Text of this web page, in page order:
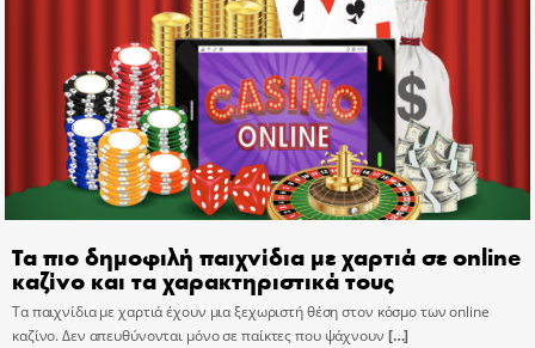
Τα πιο δημοφιλή παιχνίδια με χαρτιά σε online
καζίνο και τα χαρακτηριστικά τους
Τα παιχνίδια με χαρτιά έχουν μια ξεχωριστή θέση στον κόσμο των online
καζίνο. Δεν απευθύνονται μόνο σε παίκτες που ψάχνουν […]